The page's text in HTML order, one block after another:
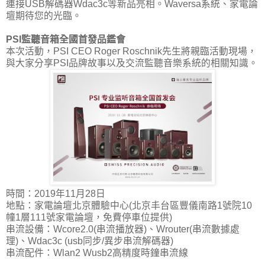
連接USB解碼器Wdac3c等新品亮相。Waversa系統、家電論
壇期待您的光臨。
PSI監聽音箱全國首發品鑑會
本次活動，PSI CEO Roger Roschnik先生將親臨活動現場，
與大家分享PSI品牌故事以及交流監聽音樂系統的相關知識。
時間：2019年11月28日
地點：家電論壇北京體驗中心(北京丰台區豐儀南路1號院10
幢1層111號家電論壇，免費停車位提供)
串流設備：Wcore2.0(串流播放器)、Wrouter(串流數據處
理)、Wdac3c (usb同步/異步串流解碼器)
串流配件：Wlan2 Wusb2高精度時鐘串流線